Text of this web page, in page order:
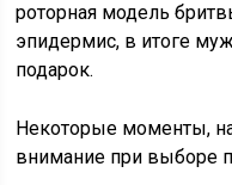
роторная модель
эпидермис, в итоге
подарок.
Некоторые моменты,
внимание при выборе